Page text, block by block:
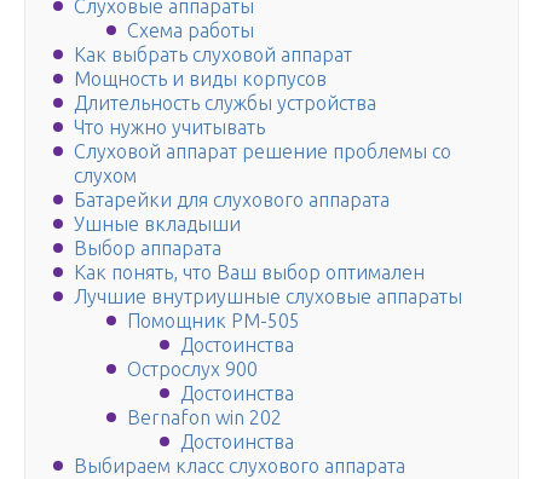
Слуховые аппараты
Схема работы
Как выбрать слуховой аппарат
Мощность и виды корпусов
Длительность службы устройства
Что нужно учитывать
Слуховой аппарат решение проблемы со
слухом
Батарейки для слухового аппарата
Ушные вкладыши
Выбор аппарата
Как понять, что Ваш выбор оптимален
Лучшие внутриушные слуховые аппараты
Помощник РМ-505
Достоинства
Острослух 900
Достоинства
Bernafon win 202
Достоинства
Выбираем класс слухового аппарата